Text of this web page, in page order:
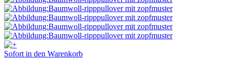
Sofort in den Warenkorb